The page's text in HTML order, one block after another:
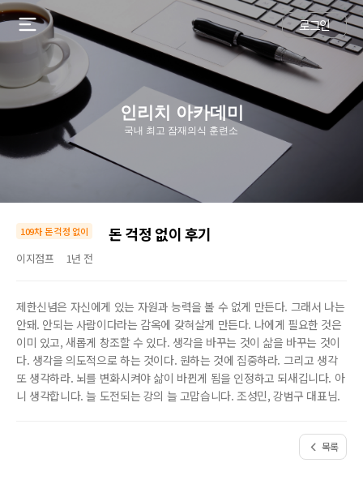
로그인
인리치 아카데미
국내 최고 잠재의식 훈련소
109차 돈 걱정 없이 돈 걱정 없이 후기
이지점프 1년 전
제한신념은 자신에게 있는 자원과 능력을 볼 수 없게 만든다. 그래서 나는
안돼. 안되는 사람이다라는 감옥에 갖혀살게 만든다. 나에게 필요한 것은
이미 있고, 새롭게 창조할 수 있다. 생각을 바꾸는 것이 삶을 바꾸는 것이
다. 생각을 의도적으로 하는 것이다. 원하는 것에 집중하라. 그리고 생각
또 생각하라. 뇌를 변화시켜야 삶이 바뀐게 됨을 인정하고 되새깁니다. 아
니 생각합니다. 늘 도전되는 강의 늘 고맙습니다. 조성민, 강범구 대표님.
목록